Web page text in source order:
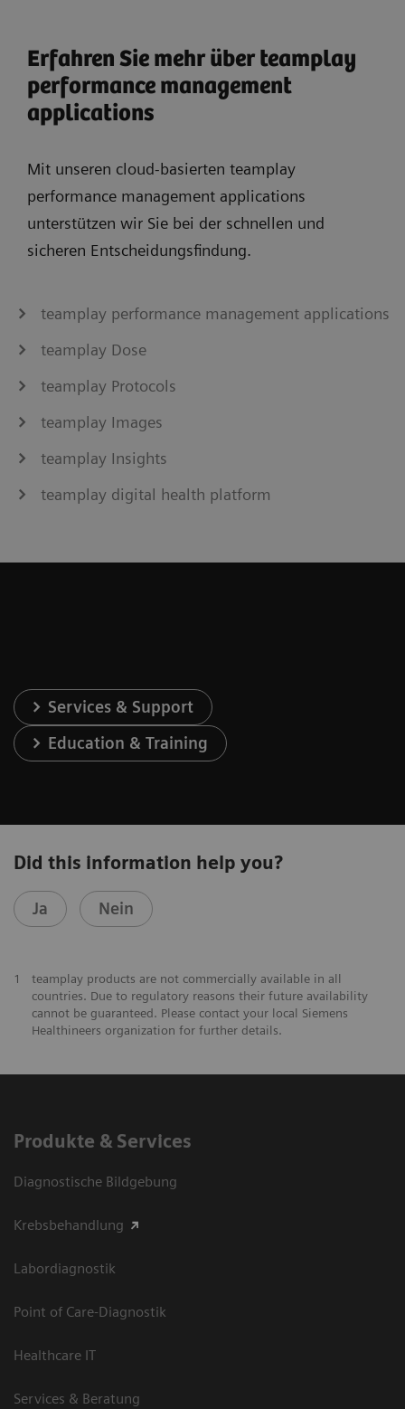
Erfahren Sie mehr über teamplay
performance management
applications
Mit unseren cloud-basierten teamplay
performance management applications
unterstützen wir Sie bei der schnellen und
sicheren Entscheidungsfindung.
teamplay performance management applications
teamplay Dose
teamplay Protocols
teamplay Images
teamplay Insights
teamplay digital health platform
Services & Support
Education & Training
Did this information help you?
Ja Nein
1
teamplay products are not commercially available in all
countries. Due to regulatory reasons their future availability
cannot be guaranteed. Please contact your local Siemens
Healthineers organization for further details.
Produkte & Services
Diagnostische Bildgebung
Krebsbehandlung
Labordiagnostik
Point of Care-Diagnostik
Healthcare IT
Services & Beratung